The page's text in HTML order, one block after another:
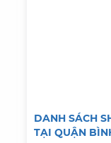
DANH SÁCH
TẠI QUẬN